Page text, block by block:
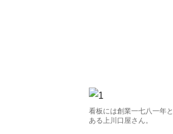
看板には創業一七八一年と
ある上川口屋さん。